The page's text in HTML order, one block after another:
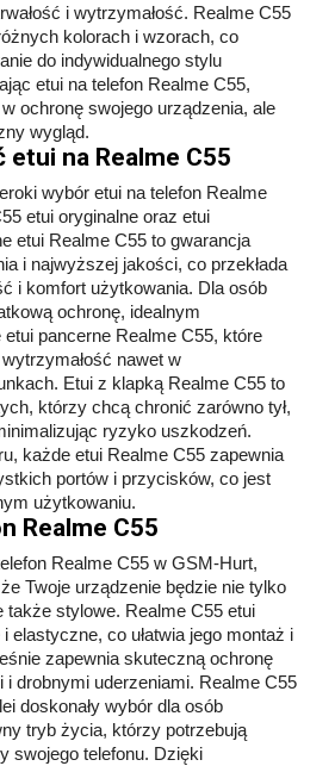
i wytrzymałość. Realme C55
kolorach i wzorach, co
do indywidualnego stylu
etui na telefon Realme C55,
ochronę swojego urządzenia, ale
wygląd.
na Realme C55
wybór etui na telefon Realme
etui oryginalne oraz etui
etui Realme C55 to gwarancja
i najwyższej jakości, co przekłada
i komfort użytkowania. Dla osób
ochronę, idealnym
pancerne Realme C55, które
nawet w
Etui z klapką Realme C55 to
którzy chcą chronić zarówno tył,
ryzyko uszkodzeń.
każde etui Realme C55 zapewnia
portów i przycisków, co jest
użytkowaniu.
Realme C55
Realme C55 w GSM-Hurt,
Twoje urządzenie będzie nie tylko
także stylowe. Realme C55 etui
elastyczne, co ułatwia jego montaż i
zapewnia skuteczną ochronę
i drobnymi uderzeniami. Realme C55
doskonały wybór dla osób
tryb życia, którzy potrzebują
swojego telefonu. Dzięki